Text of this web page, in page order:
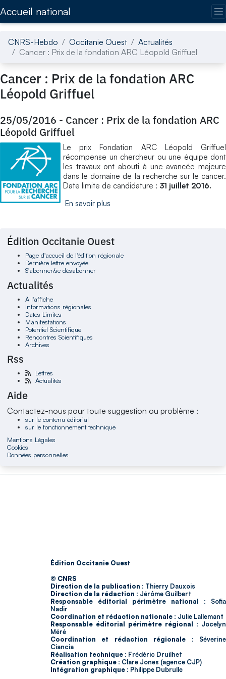
Accueil national
CNRS-Hebdo Occitanie Ouest
Actualités
Cancer : Prix de la fondation ARC Léopold Griffuel
Cancer : Prix de la fondation ARC
Léopold Griffuel
25/05/2016 - Cancer : Prix de la fondation ARC
Léopold Griffuel
Le prix Fondation ARC Léopold Griffuel
récompense un chercheur ou une équipe dont
les travaux ont abouti à une avancée majeure
dans le domaine de la recherche sur le cancer.
Date limite de candidature : 31 juillet 2016.
En savoir plus
Édition Occitanie Ouest
Page d'accueil de l'édition régionale
Dernière lettre envoyée
S'abonner/se désabonner
Actualités
À l'affiche
Informations régionales
Dates Limites
Manifestations
Potentiel Scientifique
Rencontres Scientifiques
Archives
Rss
Lettres
Actualités
Aide
Contactez-nous pour toute suggestion ou problème :
sur le contenu éditorial
sur le fonctionnement technique
Mentions Légales
Cookies
Données personnelles
Édition Occitanie Ouest
© CNRS
Direction de la publication : Thierry Dauxois
Direction de la rédaction : Jérôme Guilbert
Responsable éditorial périmètre national : Sofia
Nadir
Coordination et rédaction nationale : Julie Lallemant
Responsable éditorial périmètre régional : Jocelyn
Méré
Coordination et rédaction régionale : Séverine
Ciancia
Réalisation technique : Frédéric Druilhet
Création graphique : Clare Jones (agence CJP)
Intégration graphique : Philippe Dubrulle